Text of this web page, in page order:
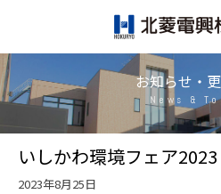
お知らせ・
News &
いしかわ環境フェア
2023年8月25日